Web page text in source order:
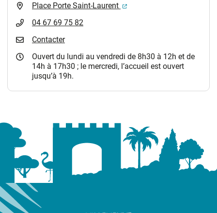
Place Porte Saint-Laurent
(ouverture dans un
04 67 69 75 82
Contacter
Ouvert du lundi au vendredi de 8h30 à 12h et de
14h à 17h30 ; le mercredi, l’accueil est ouvert
jusqu’à 19h.